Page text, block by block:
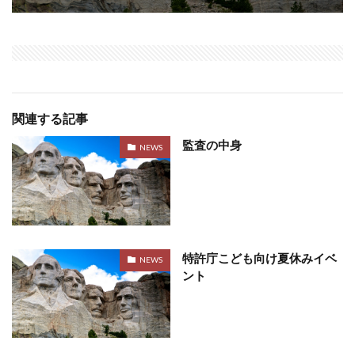
関連する記事
NEWS 監査の中身
NEWS
特許庁こども向け夏休みイベ
ント